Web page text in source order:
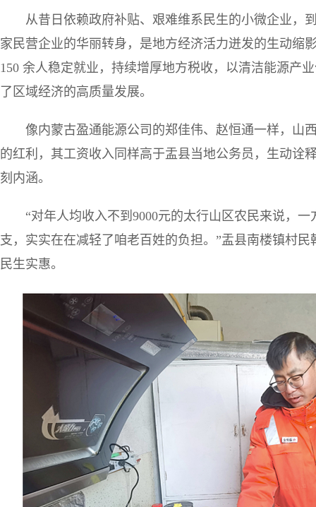
从昔日依赖政府补贴、艰难维系民生的小微企业，
家民营企业的华丽转身，是地方经济活力迸发的生动缩
150 余人稳定就业，持续增厚地方税收，以清洁能源产
了区域经济的高质量发展。
像内蒙古盈通能源公司的郑佳伟、赵恒通一样，山
的红利，其工资收入同样高于盂县当地公务员，生动诠
刻内涵。
“对年人均收入不到9000元的太行山区农民来说，
支，实实在在减轻了咱老百姓的负担。”盂县南楼镇村
民生实惠。